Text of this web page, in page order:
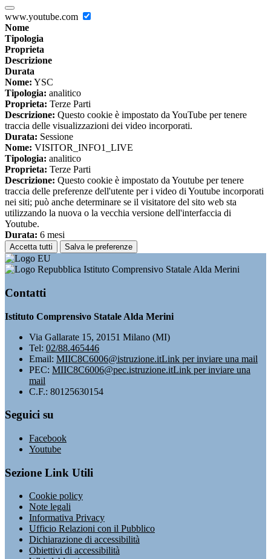
www.youtube.com
Nome
Tipologia
Proprieta
Descrizione
Durata
Nome: YSC
Tipologia: analitico
Proprieta: Terze Parti
Descrizione: Questo cookie è impostato da YouTube per tenere
traccia delle visualizzazioni dei video incorporati.
Durata: Sessione
Nome: VISITOR_INFO1_LIVE
Tipologia: analitico
Proprieta: Terze Parti
Descrizione: Questo cookie è impostato da Youtube per tenere
traccia delle preferenze dell'utente per i video di Youtube incorporati
nei siti; può anche determinare se il visitatore del sito web sta
utilizzando la nuova o la vecchia versione dell'interfaccia di
Youtube.
Durata: 6 mesi
Accetta tutti Salva le preferenze
Istituto Comprensivo Statale Alda Merini
Contatti
Istituto Comprensivo Statale Alda Merini
Via Gallarate 15, 20151 Milano (MI)
Tel: 02/88.465446
Email: MIIC8C6006@istruzione.itLink per inviare una mail
PEC: MIIC8C6006@pec.istruzione.itLink per inviare una
mail
C.F.: 80125630154
Seguici su
Facebook
Youtube
Sezione Link Utili
Cookie policy
Note legali
Informativa Privacy
Ufficio Relazioni con il Pubblico
Dichiarazione di accessibilità
Obiettivi di accessibilità